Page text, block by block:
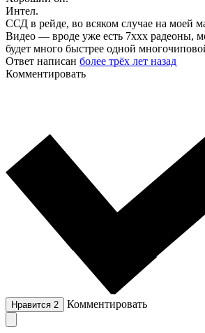
Интел.
ССД в рейде, во всяком случае на моей
Видео — вроде уже есть 7ххх радеоны,
будет много быстрее одной
Ответ написан более трёх лет назад
Комментировать
Нравится 2 Комментировать